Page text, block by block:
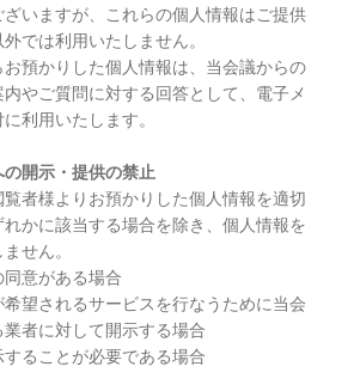
いますが、これらの個人情報はご提供
では利用いたしません。
預かりした個人情報は、当会議からの
やご質問に対する回答として、電子メ
利用いたします。
開示・提供の禁止
者様よりお預かりした個人情報を適切
かに該当する場合を除き、個人情報を
せん。
同意がある場合
希望されるサービスを行なうために当会
者に対して開示する場合
することが必要である場合